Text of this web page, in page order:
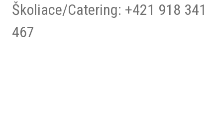
Školiace/Catering: +421 918 341
467